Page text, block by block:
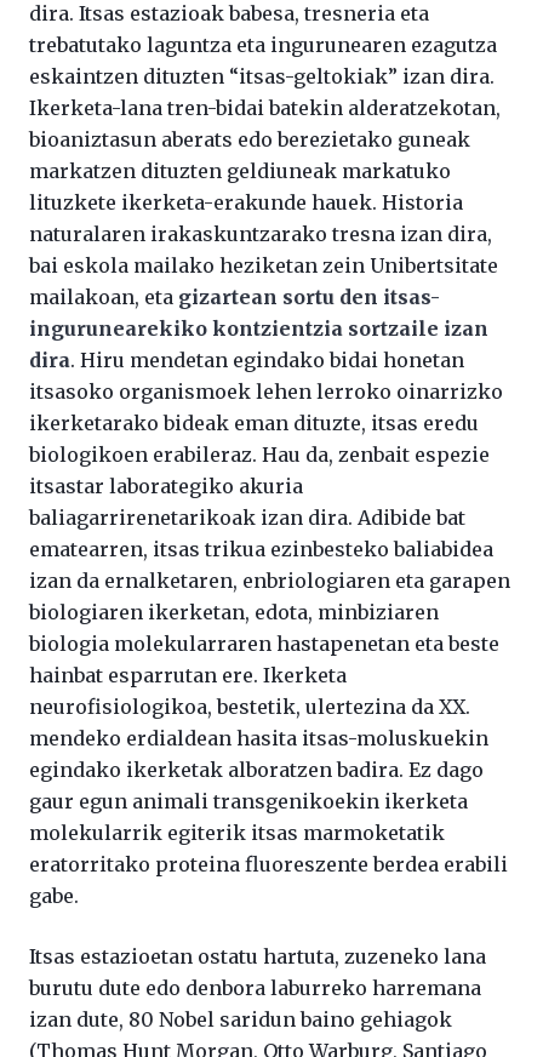
dira. Itsas estazioak babesa, tresneria eta
trebatutako laguntza eta ingurunearen ezagutza
eskaintzen dituzten “itsas-geltokiak” izan dira.
Ikerketa-lana tren-bidai batekin alderatzekotan,
bioaniztasun aberats edo berezietako guneak
markatzen dituzten geldiuneak markatuko
lituzkete ikerketa-erakunde hauek. Historia
naturalaren irakaskuntzarako tresna izan dira,
bai eskola mailako heziketan zein Unibertsitate
mailakoan, eta gizartean sortu den itsas-
ingurunearekiko kontzientzia sortzaile izan
dira. Hiru mendetan egindako bidai honetan
itsasoko organismoek lehen lerroko oinarrizko
ikerketarako bideak eman dituzte, itsas eredu
biologikoen erabileraz. Hau da, zenbait espezie
itsastar laborategiko akuria
baliagarrirenetarikoak izan dira. Adibide bat
ematearren, itsas trikua ezinbesteko baliabidea
izan da ernalketaren, enbriologiaren eta garapen
biologiaren ikerketan, edota, minbiziaren
biologia molekularraren hastapenetan eta beste
hainbat esparrutan ere. Ikerketa
neurofisiologikoa, bestetik, ulertezina da XX.
mendeko erdialdean hasita itsas-moluskuekin
egindako ikerketak alboratzen badira. Ez dago
gaur egun animali transgenikoekin ikerketa
molekularrik egiterik itsas marmoketatik
eratorritako proteina fluoreszente berdea erabili
gabe.
Itsas estazioetan ostatu hartuta, zuzeneko lana
burutu dute edo denbora laburreko harremana
izan dute, 80 Nobel saridun baino gehiagok
(Thomas Hunt Morgan, Otto Warburg, Santiago